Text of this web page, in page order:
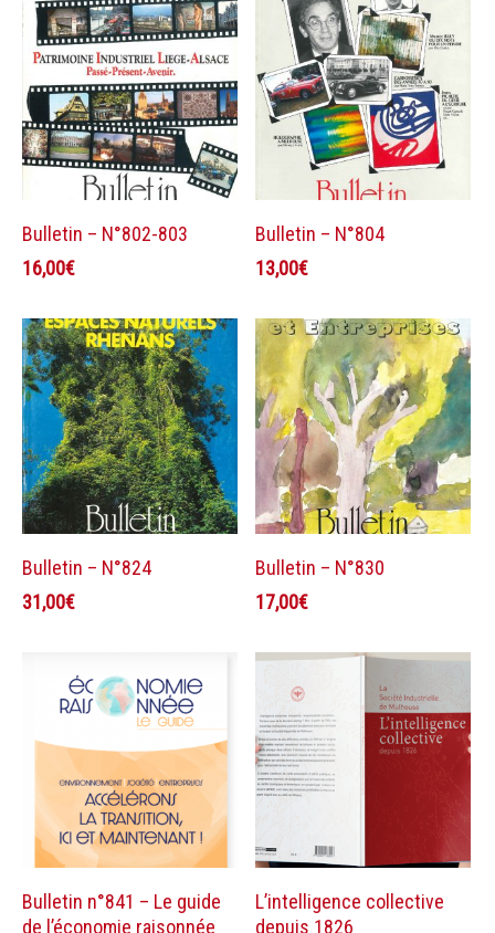
Ajouter au panier
Bulletin – N°802-803
16,00€
Ajouter au panier
Bulletin – N°804
13,00€
Ajouter au panier
Bulletin – N°824
31,00€
Ajouter au panier
Bulletin – N°830
17,00€
Lire la suite
Bulletin n°841 – Le guide
de l’économie raisonnée
Ajouter au panier
L’intelligence collective
depuis 1826